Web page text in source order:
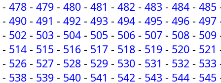
- 478 - 479 - 480 - 481 - 482 - 483 - 484 - 485
- 490 - 491 - 492 - 493 - 494 - 495 - 496 - 497
- 502 - 503 - 504 - 505 - 506 - 507 - 508 - 509
- 514 - 515 - 516 - 517 - 518 - 519 - 520 - 521
- 526 - 527 - 528 - 529 - 530 - 531 - 532 - 533
- 538 - 539 - 540 - 541 - 542 - 543 - 544 - 545